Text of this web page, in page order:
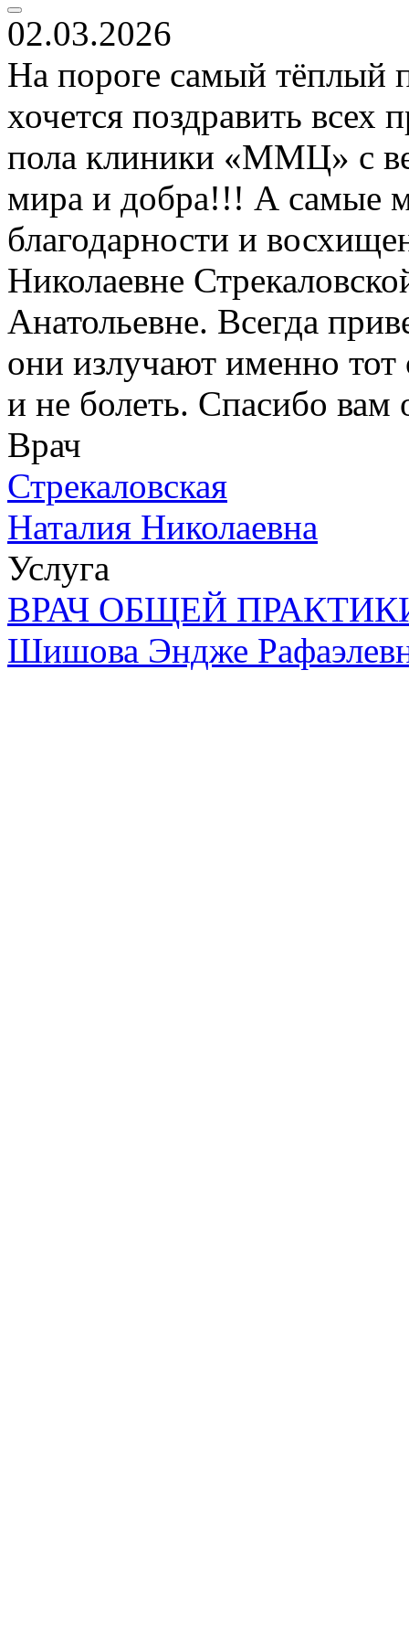
02.03.2026
На пороге самый тёплый
хочется поздравить всех
пола клиники «ММЦ» с
мира и добра!!! А самые
благодарности и
Николаевне
Анатольевне. Всегда
они излучают именно тот
и не болеть. Спасибо вам
Врач
Стрекаловская
Наталия Николаевна
Услуга
ВРАЧ ОБЩЕЙ
Шишова Эндже